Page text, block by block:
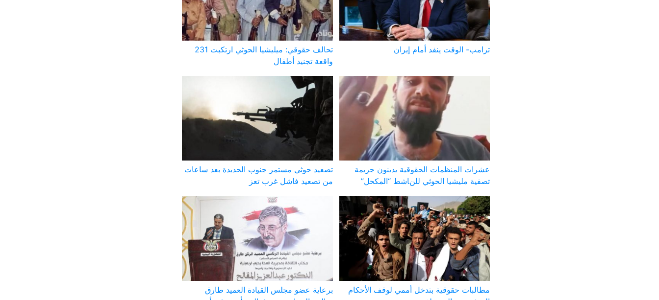
ترامب- الوقت ينفد أمام إيران
تحالف حقوقي: ميليشيا الحوثي ارتكبت 231
واقعة تجنيد أطفال
عشرات المنظمات الحقوقية يدينون جريمة
تصفية مليشيا الحوثي للناشط “المكحل”
تصعيد حوثي مستمر جنوب الحديدة بعد ساعات
من تصعيد فاشل غرب تعز
مطالبات حقوقية بتدخل أممي لوقف الأحكام
برعاية عضو مجلس القيادة العميد طارق